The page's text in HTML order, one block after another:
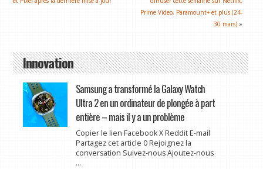
Prime Video, Paramount+ et plus (24-
30 mars) »
Innovation
Samsung a transformé la Galaxy Watch
Ultra 2 en un ordinateur de plongée à part
entière – mais il y a un problème
Copier le lien Facebook X Reddit E-mail
Partagez cet article 0 Rejoignez la
conversation Suivez-nous Ajoutez-nous
...